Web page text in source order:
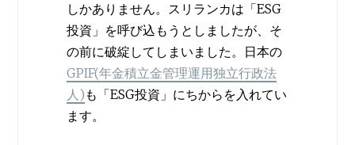
しかありません。スリランカは「ESG
投資」を呼び込もうとしましたが、そ
の前に破綻してしまいました。日本の
GPIF(年金積立金管理運用独立行政法
人) も「ESG投資」にちからを入れてい
ます。